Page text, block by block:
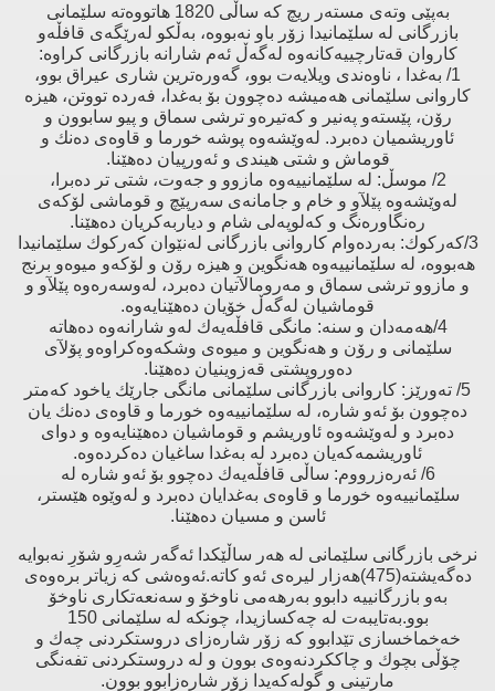
بەپێى وتەى مستەر ریچ كە ساڵى 1820 هاتووەتە سلێمانى
بازرگانى لە سلێمانیدا زۆر باو نەبووە، بەڵكو لەرێگەى قافڵەو
كاروان قەتارچییەكانەوە لەگەڵ ئەم شارانە بازرگانى كراوە:
1/ بەغدا ، ناوەندى ویلایەت بوو، گەورەترین شارى عیراق بوو،
كاروانى سلێمانى هەمیشە دەچوون بۆ بەغدا، فەردە تووتن، هیزە
رۆن، پێستەو پەنیر و كەتیرەو ترشى سماق و پیو سابوون و
ئاوریشمیان دەبرد. لەوێشەوە پوشە خورما و قاوەى دەنك و
قوماش و شتى هیندی و ئەورپیان دەهێنا.
2/ موسڵ: لە سلێمانییەوە مازوو و جەوت، شتى تر دەبرا،
لەوێشەوە پێلآو و خام و جامانەى سەرپێچ و قوماشى لۆكەى
رەنگاورەنگ و كەلوپەلى شام و دیاربەكریان دەهێنا.
3/كەركوك: بەردەوام كاروانى بازرگانى لەنێوان كەركوك سلێمانیدا
هەبووە، لە سلێمانییەوە هەنگوین و هیزە رۆن و لۆكەو میوەو برنج
و مازوو ترشى سماق و مەرومالآتیان دەبرد، لەوسەرەوە پێلآو و
قوماشیان لەگەڵ خۆیان دەهێنایەوە.
4/هەمەدان و سنە: مانگى قافڵەیەك لەو شارانەوە دەهاتە
سلێمانى و رۆن و هەنگوین و میوەى وشكەوەكراوەو پۆلآى
دەوروپشتى قەزوینیان دەهێنا.
5/ تەورێز: كاروانى بازرگانى سلێمانى مانگى جارێك یاخود كەمتر
دەچوون بۆ ئەو شارە، لە سلێمانییەوە خورما و قاوەى دەنك یان
دەبرد و لەوێشەوە ئاوریشم و قوماشیان دەهێنایەوە و دواى
ئاوریشمەكەیان دەبرد لە بەغدا ساغیان دەكردەوە.
6/ ئەرەزرووم: ساڵى قافڵەیەك دەچوو بۆ ئەو شارە لە
سلێمانییەوە خورما و قاوەی بەغدایان دەبرد و لەوێوە هێستر،
ئاسن و مسیان دەهێنا.
نرخى بازرگانى سلێمانى لە هەر ساڵێكدا ئەگەر شەرِو شۆرِ نەبوایە
دەگەیشتە(475)هەزار لیرەى ئەو كاتە.ئەوەشى كە زیاتر برەوەى
بەو بازرگانییە دابوو بەرهەمى ناوخۆ و سەنعەتكارى ناوخۆ
بوو.بەتایبەت لە چەكسازیدا، چونكە لە سلێمانى 150
خەخماخسازى تێدابوو كە زۆر شارەزاى دروستكردنى چەك و
چۆڵى بچوك و چاككردنەوەى بوون و لە دروستكردنى تفەنگى
مارتینى و گولەكەیدا زۆر شارەزابوو بوون.